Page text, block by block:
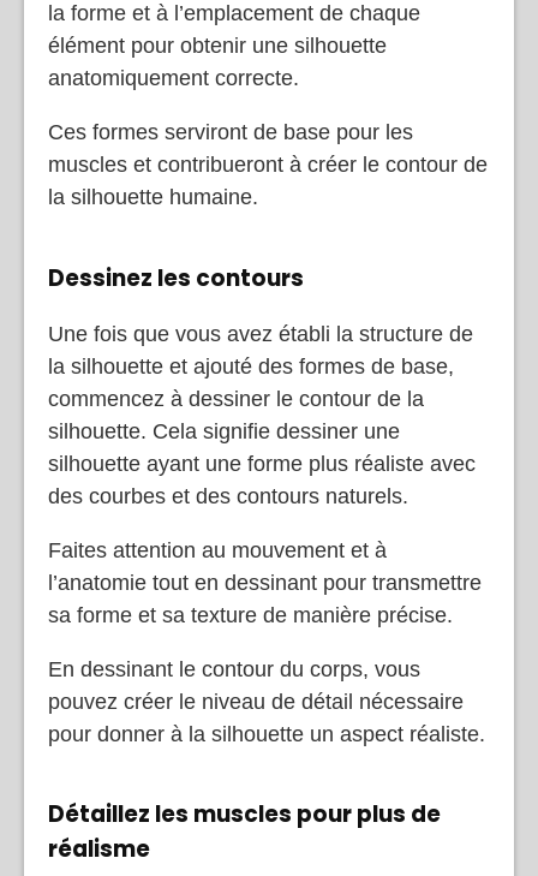
la forme et à l’emplacement de chaque
élément pour obtenir une silhouette
anatomiquement correcte.
Ces formes serviront de base pour les
muscles et contribueront à créer le contour de
la silhouette humaine.
Dessinez les contours
Une fois que vous avez établi la structure de
la silhouette et ajouté des formes de base,
commencez à dessiner le contour de la
silhouette. Cela signifie dessiner une
silhouette ayant une forme plus réaliste avec
des courbes et des contours naturels.
Faites attention au mouvement et à
l’anatomie tout en dessinant pour transmettre
sa forme et sa texture de manière précise.
En dessinant le contour du corps, vous
pouvez créer le niveau de détail nécessaire
pour donner à la silhouette un aspect réaliste.
Détaillez les muscles pour plus de
réalisme